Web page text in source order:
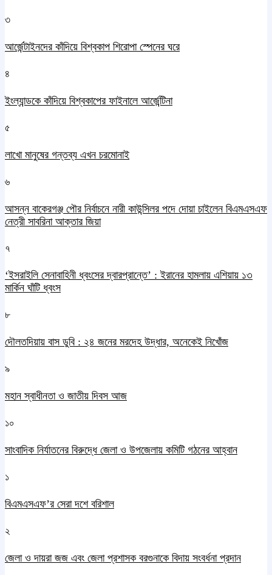
৩
আর্জেন্টাইনদের কাঁদিয়ে বিশ্বকাপ শিরোপা স্পেনের ঘরে
৪
ইংল্যান্ডকে কাঁদিয়ে বিশ্বকাপের ফাইনালে আর্জেন্টিনা
৫
লাখো মানুষের গন্তব্য এখন চরমোনাই
৬
আসন্ন বাকেরগঞ্জ পৌর নির্বাচনে নারী কাউন্সিলর পদে দোয়া চাইলেন বিএমএসএফ
নেত্রী সাবরিনা আক্তার জিয়া
৭
‘ইসরাইলি সেনাবাহিনী ধ্বংসের দ্বারপ্রান্তে’ : ইরানের হামলায় এশিয়ায় ১৩
মার্কিন ঘাঁটি ধ্বংস
৮
দৌলতদিয়ায় বাস ডুবি : ২৪ জনের মরদেহ উদ্ধার, অনেকেই নিখোঁজ
৯
মহান স্বাধীনতা ও জাতীয় দিবস আজ
১০
সাংবাদিক নির্যাতনের বিরুদ্ধে জেলা ও উপজেলায় কমিটি গঠনের আহ্বান
১
বিএমএসএফ’র সেরা দশে বরিশাল
২
জেলা ও দায়রা জজ এবং জেলা প্রশাসক বরগুনাকে বিদায় সংবর্ধনা প্রদান